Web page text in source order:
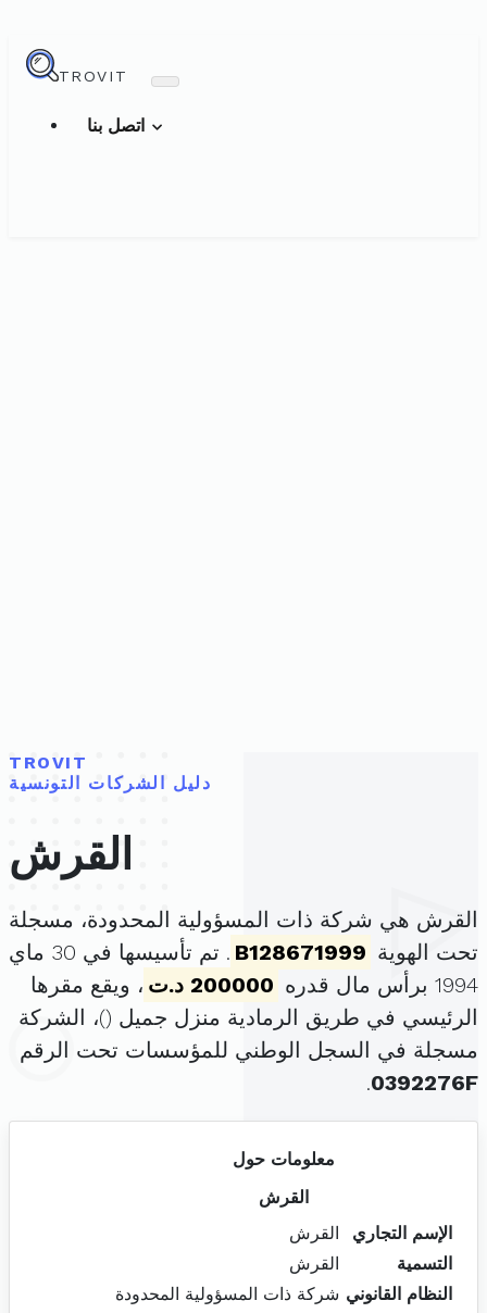
TROVIT
TROVIT
دليل الشركات التونسية
القرش
القرش هي شركة ذات المسؤولية المحدودة، مسجلة
تحت الهوية B128671999
. تم تأسيسها في 30 ماي
1994 برأس مال قدره
200000 د.ت
، ويقع مقرها
الرئيسي في طريق الرمادية منزل جميل ()، الشركة
مسجلة في السجل الوطني للمؤسسات تحت الرقم
0392276F
.
معلومات حول
القرش
الإسم التجاري
القرش
التسمية
القرش
النظام القانوني شركة ذات المسؤولية المحدودة